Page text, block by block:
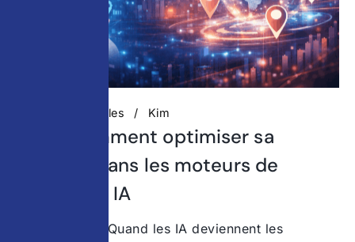
Actualités digitales Kim
GEO : comment optimiser sa
visibilité dans les moteurs de
recherche IA
Introduction – Quand les IA deviennent les